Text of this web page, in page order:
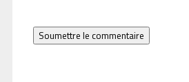
Soumettre le commentaire